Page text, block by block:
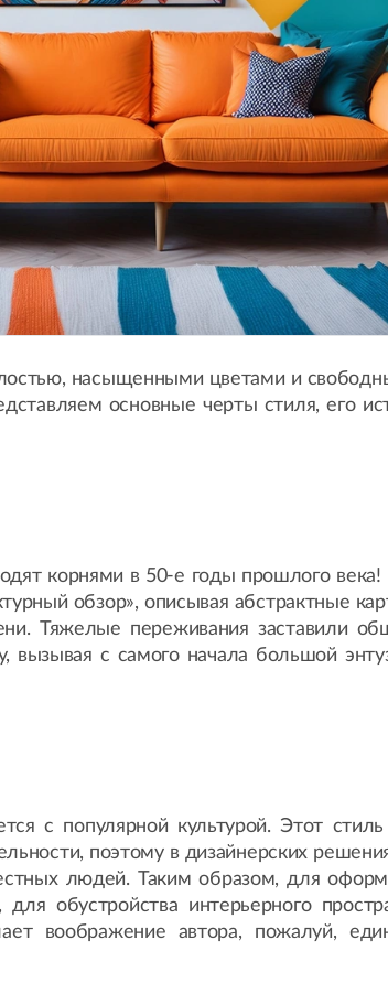
насыщенными цветами и
основные черты стиля, его
корнями в 50-е годы прошлого
обзор», описывая абстрактные
Тяжелые переживания заставили
вызывая с самого начала большой
с популярной культурой. Этот
поэтому в дизайнерских
людей. Таким образом, для
обустройства интерьерного
воображение автора, пожалуй,